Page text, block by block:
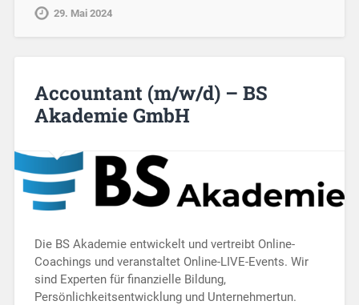
29. Mai 2024
Accountant (m/w/d) – BS
Akademie GmbH
Die BS Akademie entwickelt und vertreibt Online-
Coachings und veranstaltet Online-LIVE-Events. Wir
sind Experten für finanzielle Bildung,
Persönlichkeitsentwicklung und Unternehmertun.